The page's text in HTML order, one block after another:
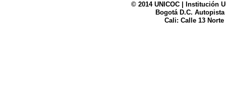
© 2014 UNICOC | Institución
Bogotá D.C. Autopista
Cali: Calle 13 Norte